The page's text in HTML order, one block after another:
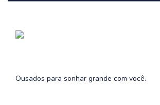
Ousados para sonhar grande com você.